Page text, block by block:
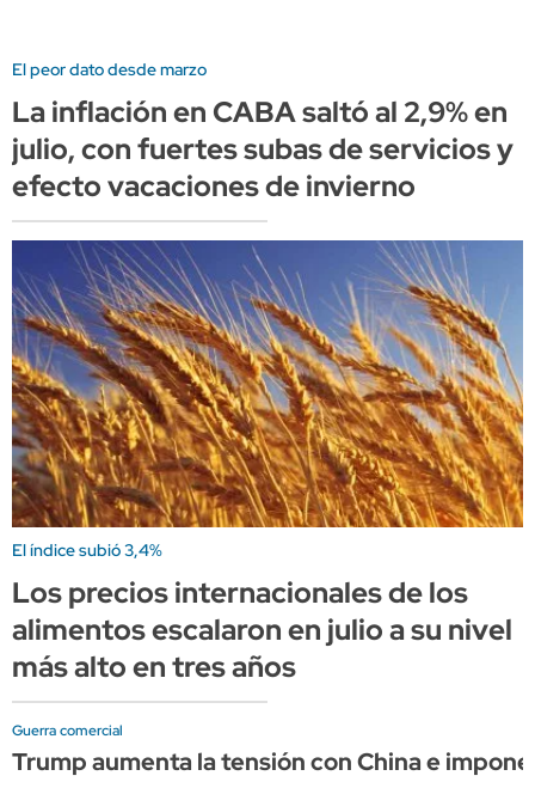
El peor dato desde marzo
La inflación en CABA saltó al 2,9% en
julio, con fuertes subas de servicios y
efecto vacaciones de invierno
El índice subió 3,4%
Los precios internacionales de los
alimentos escalaron en julio a su nivel
más alto en tres años
Guerra comercial
Trump aumenta la tensión con China e